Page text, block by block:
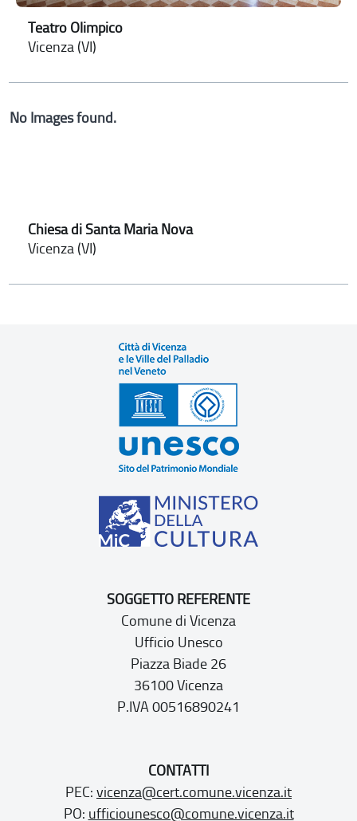
Teatro Olimpico
Vicenza (VI)
No Images found.
Chiesa di Santa Maria Nova
Vicenza (VI)
SOGGETTO REFERENTE
Comune di Vicenza
Ufficio Unesco
Piazza Biade 26
36100 Vicenza
P.IVA 00516890241
CONTATTI
PEC: vicenza@cert.comune.vicenza.it
PO: ufficiounesco@comune.vicenza.it